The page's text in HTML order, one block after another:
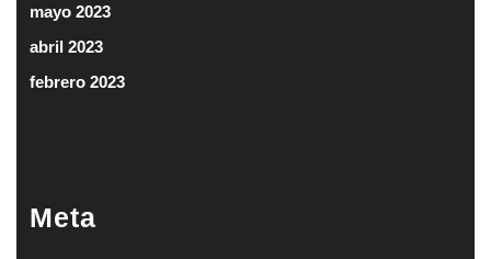
mayo 2023
abril 2023
febrero 2023
Meta